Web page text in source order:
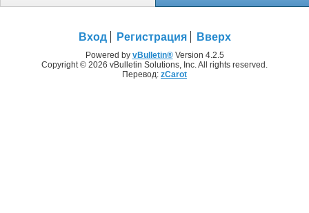
Вход Регистрация Вверх
Powered by vBulletin®Version 4.2.5
Copyright © 2026 vBulletin Solutions, Inc. All rights reserved.
Перевод: zCarot